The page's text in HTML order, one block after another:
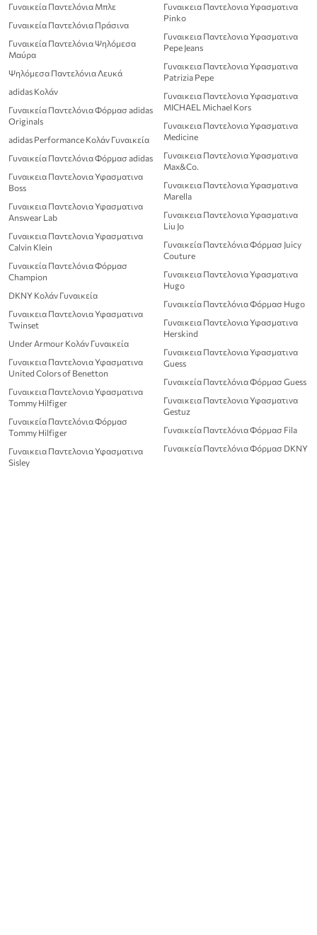
Γυναικεία Παντελόνια Μπλε
Γυναικεία Παντελόνια Πράσινα
Γυναικεία Παντελόνια Ψηλόμεσα
Μαύρα
Ψηλόμεσα Παντελόνια Λευκά
adidas Κολάν
Γυναικεία Παντελόνια Φόρμασ adidas
Originals
adidas Performance Κολάν Γυναικεία
Γυναικεία Παντελόνια Φόρμασ adidas
Γυναικεια Παντελονια Υφασματινα
Boss
Γυναικεια Παντελονια Υφασματινα
Answear Lab
Γυναικεια Παντελονια Υφασματινα
Calvin Klein
Γυναικεία Παντελόνια Φόρμασ
Champion
DKNY Κολάν Γυναικεία
Γυναικεια Παντελονια Υφασματινα
Twinset
Under Armour Κολάν Γυναικεία
Γυναικεια Παντελονια Υφασματινα
United Colors of Benetton
Γυναικεια Παντελονια Υφασματινα
Tommy Hilfiger
Γυναικεία Παντελόνια Φόρμασ
Tommy Hilfiger
Γυναικεια Παντελονια Υφασματινα
Sisley
Γυναικεια Παντελονια Υφασματινα
Pinko
Γυναικεια Παντελονια Υφασματινα
Pepe Jeans
Γυναικεια Παντελονια Υφασματινα
Patrizia Pepe
Γυναικεια Παντελονια Υφασματινα
MICHAEL Michael Kors
Γυναικεια Παντελονια Υφασματινα
Medicine
Γυναικεια Παντελονια Υφασματινα
Max&Co.
Γυναικεια Παντελονια Υφασματινα
Marella
Γυναικεια Παντελονια Υφασματινα
Liu Jo
Γυναικεία Παντελόνια Φόρμασ Juicy
Couture
Γυναικεια Παντελονια Υφασματινα
Hugo
Γυναικεία Παντελόνια Φόρμασ Hugo
Γυναικεια Παντελονια Υφασματινα
Herskind
Γυναικεια Παντελονια Υφασματινα
Guess
Γυναικεία Παντελόνια Φόρμασ Guess
Γυναικεια Παντελονια Υφασματινα
Gestuz
Γυναικεία Παντελόνια Φόρμασ Fila
Γυναικεία Παντελόνια Φόρμασ DKNY